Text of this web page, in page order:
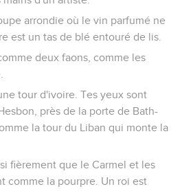
arrondie où le vin parfumé ne
est un tas de blé entouré de lis.
deux faons, comme les
tour d'ivoire. Tes yeux sont
près de la porte de Bath-
la tour du Liban qui monte la
fièrement que le Carmel et les
comme la pourpre. Un roi est